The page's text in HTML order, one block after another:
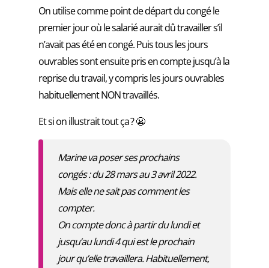
On utilise comme point de départ du congé le
premier jour où le salarié aurait dû travailler s’il
n’avait pas été en congé. Puis tous les jours
ouvrables sont ensuite pris en compte jusqu’à la
reprise du travail, y compris les jours ouvrables
habituellement NON travaillés.
Et si on illustrait tout ça ? 😬
Marine va poser ses prochains
congés : du 28 mars au 3 avril 2022.
Mais elle ne sait pas comment les
compter.
On compte donc à partir du lundi et
jusqu’au lundi 4 qui est le prochain
jour qu’elle travaillera. Habituellement,